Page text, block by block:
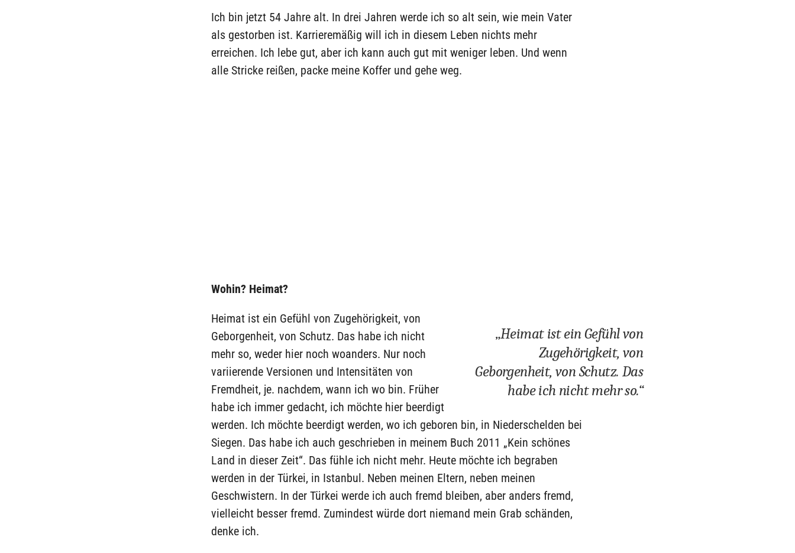
Ich bin jetzt 54 Jahre alt. In drei Jahren werde ich so alt sein, wie mein Vater
als gestorben ist. Karrieremäßig will ich in diesem Leben nichts mehr
erreichen. Ich lebe gut, aber ich kann auch gut mit weniger leben. Und wenn
alle Stricke reißen, packe meine Koffer und gehe weg.
Wohin? Heimat?
„Heimat ist ein Gefühl von
Zugehörigkeit, von
Geborgenheit, von Schutz. Das
habe ich nicht mehr so.“
Heimat ist ein Gefühl von Zugehörigkeit, von
Geborgenheit, von Schutz. Das habe ich nicht
mehr so, weder hier noch woanders. Nur noch
variierende Versionen und Intensitäten von
Fremdheit, je. nachdem, wann ich wo bin. Früher
habe ich immer gedacht, ich möchte hier beerdigt
werden. Ich möchte beerdigt werden, wo ich geboren bin, in Niederschelden bei
Siegen. Das habe ich auch geschrieben in meinem Buch 2011 „Kein schönes
Land in dieser Zeit“. Das fühle ich nicht mehr. Heute möchte ich begraben
werden in der Türkei, in Istanbul. Neben meinen Eltern, neben meinen
Geschwistern. In der Türkei werde ich auch fremd bleiben, aber anders fremd,
vielleicht besser fremd. Zumindest würde dort niemand mein Grab schänden,
denke ich.